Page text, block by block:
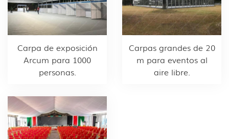
Carpa de exposición
Arcum para 1000
personas.
Carpas grandes de 20
m para eventos al
aire libre.